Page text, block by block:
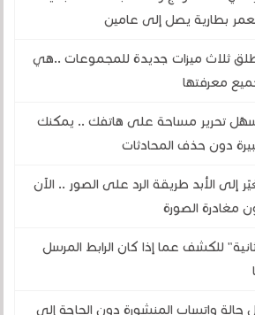
بطارية يصل إلى عامين
ثلاث ميزات جديدة للمجموعات ..هي
معرفتها
تحرير مساحة على هاتفك .. يمكنك
دون حذف المحادثات
إلى الأبد طريقة الرد على الصور .. الآن
مغادرة الصورة
للكشف عما إذا كان الرابط المرسل
حالة واتساب المنشورة دون الحاجة إلى